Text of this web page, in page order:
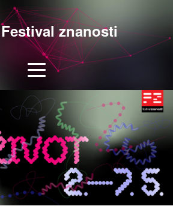
Festival znanosti